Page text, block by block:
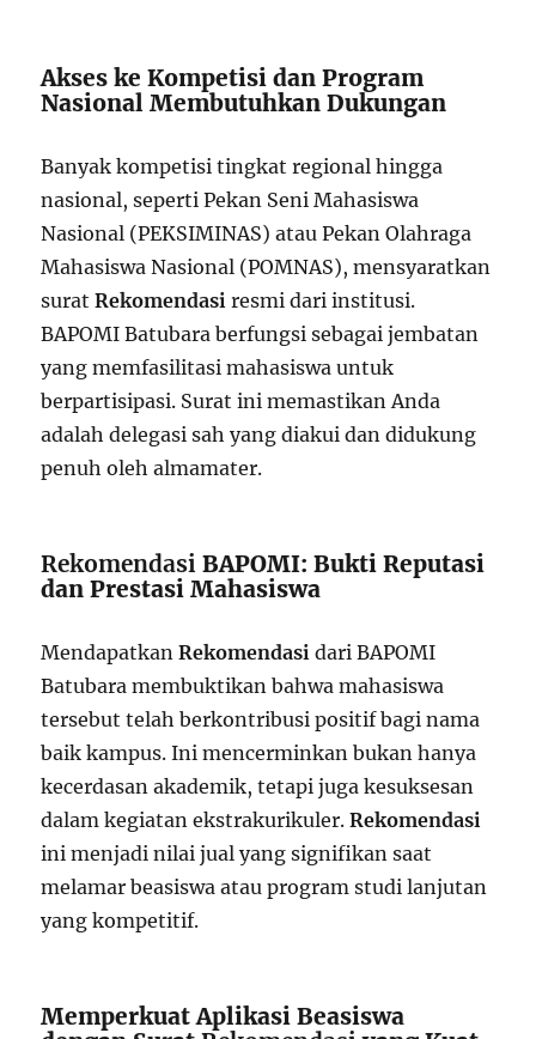
Akses ke Kompetisi dan Program
Nasional Membutuhkan Dukungan
Banyak kompetisi tingkat regional hingga
nasional, seperti Pekan Seni Mahasiswa
Nasional (PEKSIMINAS) atau Pekan Olahraga
Mahasiswa Nasional (POMNAS), mensyaratkan
suratRekomendasi resmi dari institusi.
BAPOMI Batubara berfungsi sebagai jembatan
yang memfasilitasi mahasiswa untuk
berpartisipasi. Surat ini memastikan Anda
adalah delegasi sah yang diakui dan didukung
penuh oleh almamater.
Rekomendasi BAPOMI: Bukti Reputasi
dan Prestasi Mahasiswa
MendapatkanRekomendasi dari BAPOMI
Batubara membuktikan bahwa mahasiswa
tersebut telah berkontribusi positif bagi nama
baik kampus. Ini mencerminkan bukan hanya
kecerdasan akademik, tetapi juga kesuksesan
dalam kegiatan ekstrakurikuler.Rekomendasi
ini menjadi nilai jual yang signifikan saat
melamar beasiswa atau program studi lanjutan
yang kompetitif.
Memperkuat Aplikasi Beasiswa